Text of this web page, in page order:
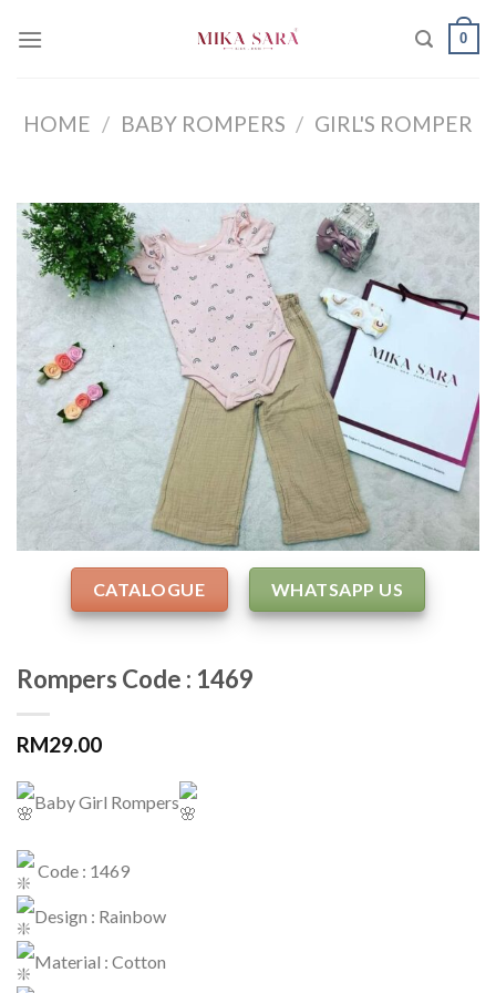
0
HOME / BABY ROMPERS / GIRL'S ROMPER
CATALOGUE WHATSAPP US
Rompers Code : 1469
RM29.00
Baby Girl Rompers
Code : 1469
Design : Rainbow
Material : Cotton